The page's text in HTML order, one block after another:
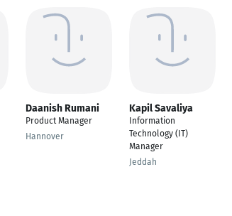
Daanish Rumani
Product Manager
Hannover
Kapil Savaliya
Information
Technology (IT)
Manager
Jeddah